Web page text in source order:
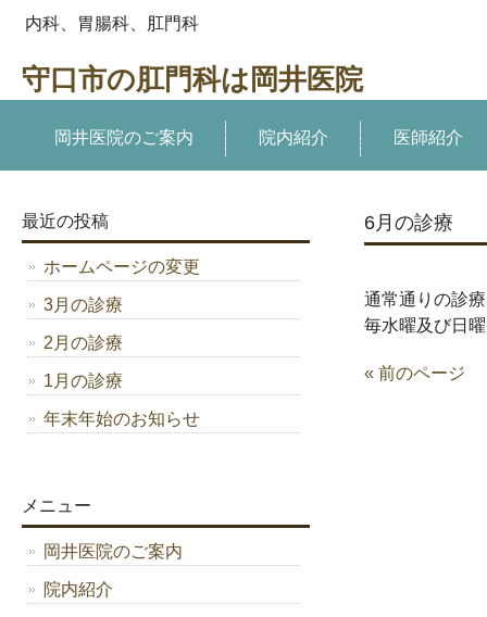
内科、胃腸科、肛門科
守口市の肛門科は岡井医院
岡井医院のご案内 院内紹介 医師紹介
6月の診療
通常通りの診
毎水曜及び日
« 前のページ
最近の投稿
ホームページの変更
3月の診療
2月の診療
1月の診療
年末年始のお知らせ
メニュー
岡井医院のご案内
院内紹介